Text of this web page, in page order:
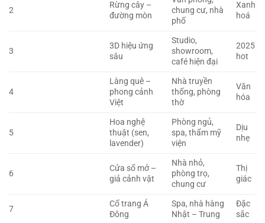
2
Rừng cây –
đường mòn
chung cư, nhà
phố
Xanh
hoá
3
3D hiệu ứng
sâu
Studio,
showroom,
café hiện đại
2025
hot
4
Làng quê –
phong cảnh
Việt
Nhà truyền
thống, phòng
thờ
Văn
hóa
5
Hoa nghệ
thuật (sen,
lavender)
Phòng ngủ,
spa, thẩm mỹ
viện
Dịu
nhẹ
6
Cửa sổ mở –
giả cảnh vật
Nhà nhỏ,
phòng trọ,
chung cư
Thị
giác
7
Cổ trang Á
Đông
Spa, nhà hàng
Nhật – Trung
Đặc
sắc